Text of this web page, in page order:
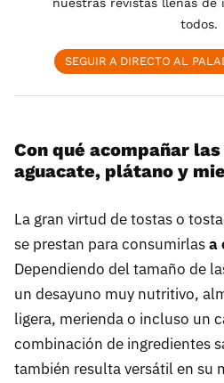
nuestras revistas llenas de
todos.
SEGUIR A DIRECTO AL
Con qué acompañar
aguacate, plátano y
La gran virtud de tostas o
se prestan para consumirlasa
Dependiendo del tamaño de
un desayuno muy nutritivo,
ligera, merienda o incluso un
combinación de ingredientes
también resulta versátil en su